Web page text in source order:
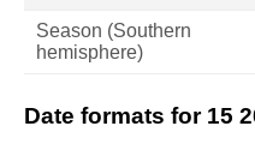
Season (Southern
hemisphere)